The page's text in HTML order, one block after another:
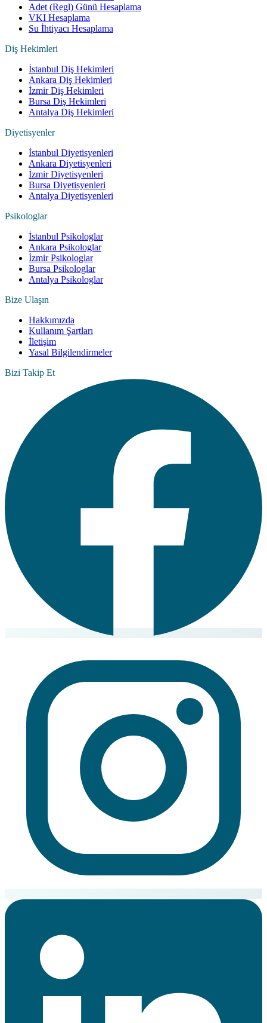
Adet (Regl) Günü Hesaplama
VKI Hesaplama
Su İhtiyacı Hesaplama
Diş Hekimleri
İstanbul Diş Hekimleri
Ankara Diş Hekimleri
İzmir Diş Hekimleri
Bursa Diş Hekimleri
Antalya Diş Hekimleri
Diyetisyenler
İstanbul Diyetisyenleri
Ankara Diyetisyenleri
İzmir Diyetisyenleri
Bursa Diyetisyenleri
Antalya Diyetisyenleri
Psikologlar
İstanbul Psikologlar
Ankara Psikologlar
İzmir Psikologlar
Bursa Psikologlar
Antalya Psikologlar
Bize Ulaşın
Hakkımızda
Kullanım Şartları
İletişim
Yasal Bilgilendirmeler
Bizi Takip Et